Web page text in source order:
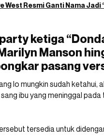
West Resmi Ganti Nama Jadi
ketiga
Manson
pasang
lo mungkin sudah ketahui,
ibu yang meninggal pada
tersedia untuk